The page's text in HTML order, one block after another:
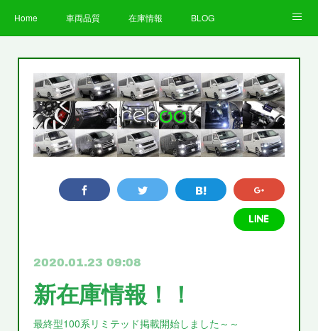
Home 車両品質 在庫情報 BLOG
お客様の声 STAFF 企業情報
プライバシーポリシー
2020.01.23 09:08
新在庫情報！！
最終型100系リミテッド掲載開始しました～～